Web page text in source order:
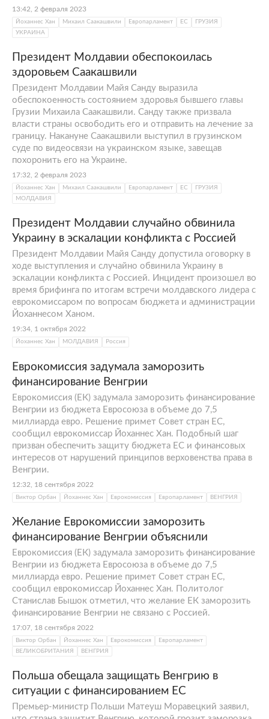
13:42, 2 февраля 2023
Йоханнес Хан Михаил Саакашвили Европарламент ЕС
ГРУЗИЯ
УКРАИНА
Президент Молдавии обеспокоилась
здоровьем Саакашвили
Президент Молдавии Майя Санду выразила
обеспокоенность состоянием здоровья бывшего главы
Грузии Михаила Саакашвили. Санду также призвала
власти страны освободить его и отправить на лечение за
границу. Накануне Саакашвили выступил в грузинском
суде по видеосвязи на украинском языке, завещав
похоронить его на Украине.
17:32, 2 февраля 2023
Йоханнес Хан Михаил Саакашвили Европарламент ЕС
ГРУЗИЯ
МОЛДАВИЯ
Президент Молдавии случайно обвинила
Украину в эскалации конфликта с Россией
Президент Молдавии Майя Санду допустила оговорку в
ходе выступления и случайно обвинила Украину в
эскалации конфликта с Россией. Инцидент произошел во
время брифинга по итогам встречи молдавского лидера с
еврокомиссаром по вопросам бюджета и администрации
Йоханнесом Ханом.
19:34, 1 октября 2022
Йоханнес Хан МОЛДАВИЯ Россия
Еврокомиссия задумала заморозить
финансирование Венгрии
Еврокомиссия (ЕК) задумала заморозить финансирование
Венгрии из бюджета Евросоюза в объеме до 7,5
миллиарда евро. Решение примет Совет стран ЕС,
сообщил еврокомиссар Йоханнес Хан. Подобный шаг
призван обеспечить защиту бюджета ЕС и финансовых
интересов от нарушений принципов верховенства права в
Венгрии.
12:32, 18 сентября 2022
Виктор Орбан Йоханнес Хан Еврокомиссия Европарламент ВЕНГРИЯ
Желание Еврокомиссии заморозить
финансирование Венгрии объяснили
Еврокомиссия (ЕК) задумала заморозить финансирование
Венгрии из бюджета Евросоюза в объеме до 7,5
миллиарда евро. Решение примет Совет стран ЕС,
сообщил еврокомиссар Йоханнес Хан. Политолог
Станислав Бышок отметил, что желание ЕК заморозить
финансирование Венгрии не связано с Россией.
17:07, 18 сентября 2022
Виктор Орбан Йоханнес Хан Еврокомиссия
Европарламент
ВЕЛИКОБРИТАНИЯ
ВЕНГРИЯ
Польша обещала защищать Венгрию в
ситуации с финансированием ЕС
Премьер-министр Польши Матеуш Моравецкий заявил,